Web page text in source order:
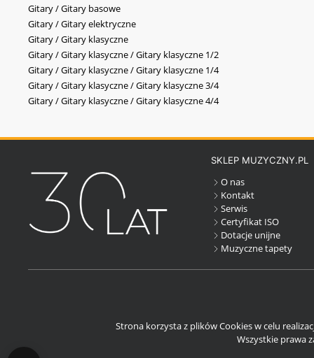
Gitary / Gitary basowe
Gitary / Gitary elektryczne
Gitary / Gitary klasyczne
Gitary / Gitary klasyczne / Gitary klasyczne 1/2
Gitary / Gitary klasyczne / Gitary klasyczne 1/4
Gitary / Gitary klasyczne / Gitary klasyczne 3/4
Gitary / Gitary klasyczne / Gitary klasyczne 4/4
SKLEP MUZYCZNY.PL
O nas
Kontakt
Serwis
Certyfikat ISO
Dotacje unijne
Muzyczne tapety
Strona korzysta z plików Cookies w celu
Wszystkie prawa